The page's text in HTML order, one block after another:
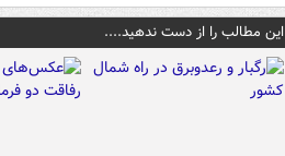
این مطالب را از دست ندهید....